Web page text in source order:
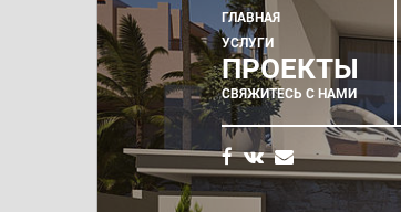
меню
ГЛАВНАЯ
УСЛУГИ
ПРОЕКТЫ
СВЯЖИТЕСЬ С НАМИ